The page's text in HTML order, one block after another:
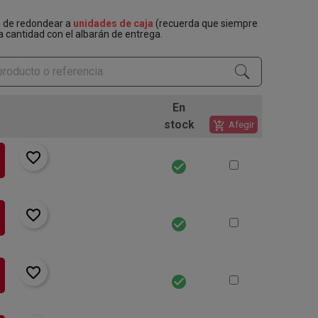
redondear a unidades de caja (recuerda que siempre
con el albarán de entrega.
En
stock
add_shopping_cart Afegir
favorite_border
check_circle
favorite_border
check_circle
favorite_border
check_circle